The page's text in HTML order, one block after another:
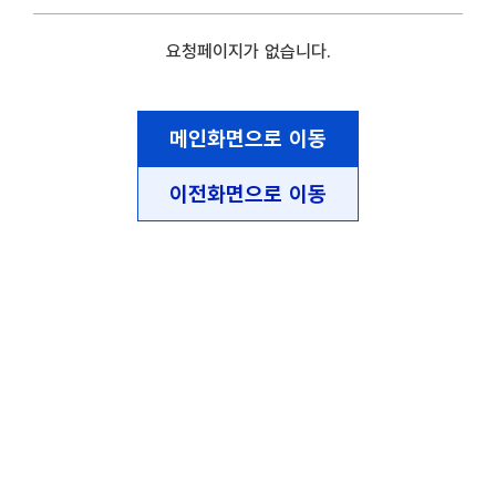
요청페이지가 없습니다.
메인화면으로 이동
이전화면으로 이동